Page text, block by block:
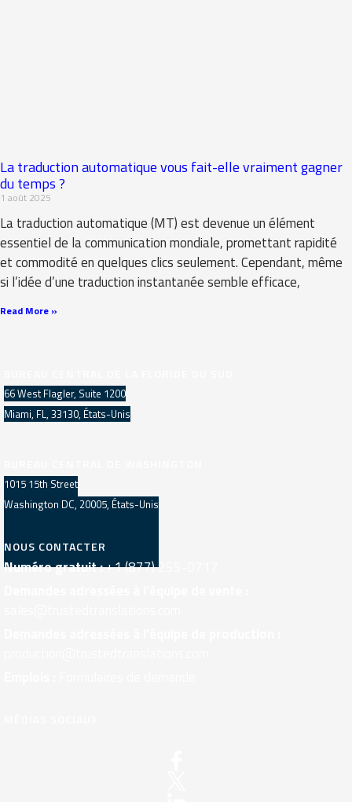
La traduction automatique vous fait-elle vraiment gagner
du temps ?
1 août 2025
La traduction automatique (MT) est devenue un élément
essentiel de la communication mondiale, promettant rapidité
et commodité en quelques clics seulement. Cependant, même
si l’idée d’une traduction instantanée semble efficace,
Read More »
66 West Flagler, Suite 1200
Miami, FL, 33130, États-Unis
1015 15th Street
Washington DC, 20005, États-Unis
NOUS CONTACTER
Numéro gratuit :+1 (877) 255-0717